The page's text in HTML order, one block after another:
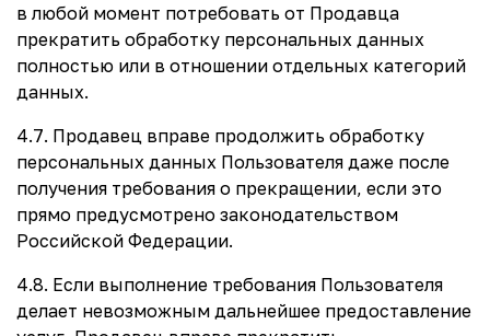
в любой момент потребовать от Продавца
прекратить обработку персональных данных
полностью или в отношении отдельных категорий
данных.
4.7. Продавец вправе продолжить обработку
персональных данных Пользователя даже после
получения требования о прекращении, если это
прямо предусмотрено законодательством
Российской Федерации.
4.8. Если выполнение требования Пользователя
делает невозможным дальнейшее предоставление